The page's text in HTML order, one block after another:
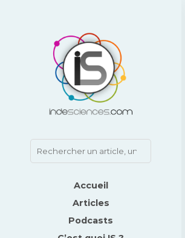
Accueil
Articles
Podcasts